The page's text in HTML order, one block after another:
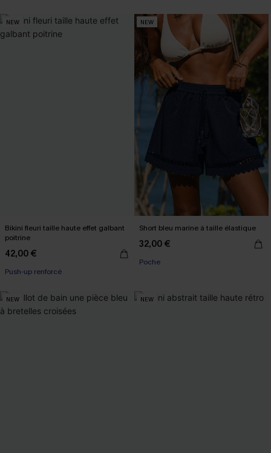
NEW
Bikini fleuri taille haute effet galbant
poitrine
42,00 €
Push-up renforcé
NEW
Short bleu marine à taille élastique
32,00 €
Poche
NEW NEW